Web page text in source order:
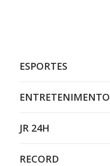
ESPORTES
ENTRETENIMENTO
JR 24H
RECORD